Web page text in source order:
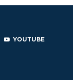
YOUTUBE